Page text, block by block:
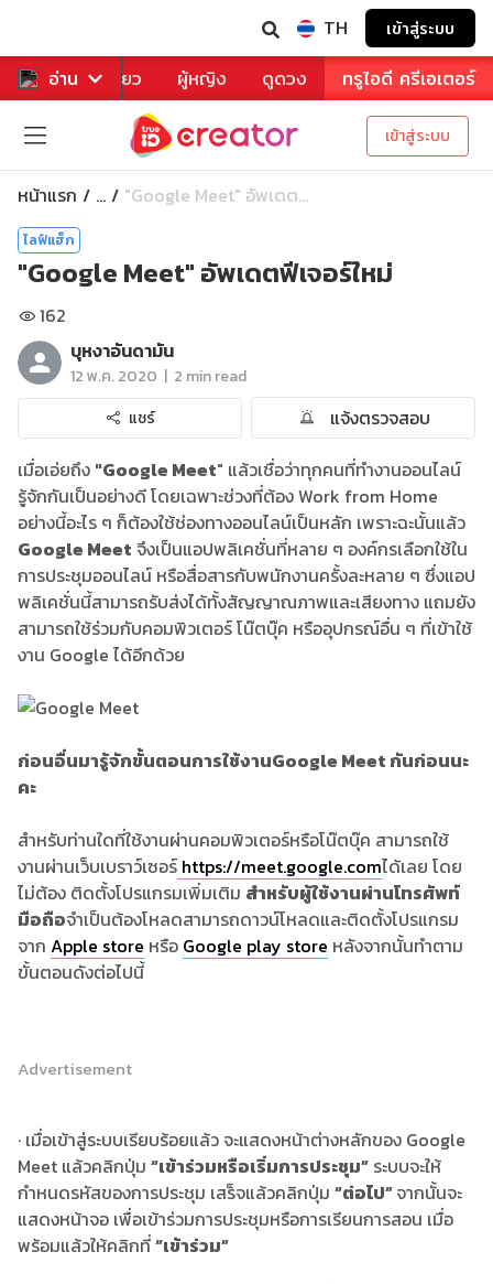
TH เข้าสู่ระบบ
อ่าน
หาร ท่องเที่ยว ผู้หญิง ดูดวง ทรูไอดี ครีเอเตอร์
เข้าสู่ระบบ
หน้าแรก ... "Google Meet" อัพเดต...
ไลฟ์แฮ็ก
"Google Meet" อัพเดตฟีเจอร์ใหม่
162
บุหงาอันดามัน
12 พ.ค. 2020 | 2 min read
แชร์
แจ้งตรวจสอบ
เมื่อเอ่ยถึง "Google Meet" แล้วเชื่อว่าทุกคนที่ทำงานออนไลน์
รู้จักกันเป็นอย่างดี โดยเฉพาะช่วงที่ต้อง Work from Home
อย่างนี้อะไร ๆ ก็ต้องใช้ช่องทางออนไลน์เป็นหลัก เพราะฉะนั้นแล้ว
Google Meet จึงเป็นแอปพลิเคชั่นที่หลาย ๆ องค์กรเลือกใช้ใน
การประชุมออนไลน์ หรือสื่อสารกับพนักงานครั้งละหลาย ๆ ซึ่งแอป
พลิเคชั่นนี้สามารถรับส่งได้ทั้งสัญญาณภาพและเสียงทาง แถมยัง
สามารถใช้ร่วมกับคอมพิวเตอร์ โน๊ตบุ๊ค หรืออุปกรณ์อื่น ๆ ที่เข้าใช้
งาน Google ได้อีกด้วย
ก่อนอื่นมารู้จักขั้นตอนการใช้งานGoogle Meet กันก่อนนะ
คะ
สำหรับท่านใดที่ใช้งานผ่านคอมพิวเตอร์หรือโน๊ตบุ๊ค สามารถใช้
งานผ่านเว็บเบราว์เซอร์ https://meet.google.comได้เลย โดย
ไม่ต้อง ติดตั้งโปรแกรมเพิ่มเติม สำหรับผู้ใช้งานผ่านโทรศัพท์
มือถือจำเป็นต้องโหลดสามารถดาวน์โหลดและติดตั้งโปรแกรม
จาก Apple store หรือ Google play store หลังจากนั้นทำตาม
ขั้นตอนดังต่อไปนี้
Advertisement
· เมื่อเข้าสู่ระบบเรียบร้อยแล้ว จะแสดงหน้าต่างหลักของ Google
Meet แล้วคลิกปุ่ม “เข้าร่วมหรือเริ่มการประชุม” ระบบจะให้
กำหนดรหัสของการประชุม เสร็จแล้วคลิกปุ่ม “ต่อไป”จากนั้นจะ
แสดงหน้าจอ เพื่อเข้าร่วมการประชุมหรือการเรียนการสอน เมื่อ
พร้อมแล้วให้คลิกที่“เข้าร่วม”